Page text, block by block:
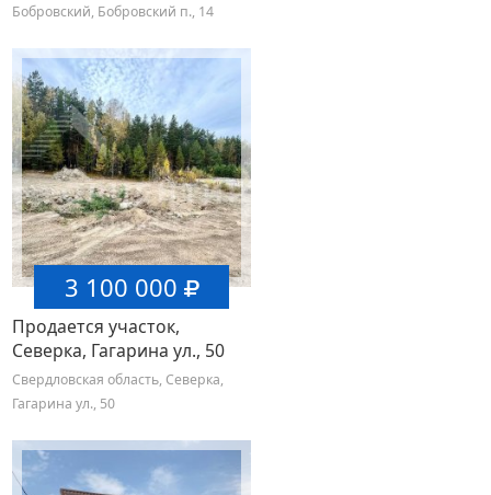
Бобровский, Бобровский п., 14
3 100 000
Продается участок,
Северка, Гагарина ул., 50
Свердловская область, Северка,
Гагарина ул., 50